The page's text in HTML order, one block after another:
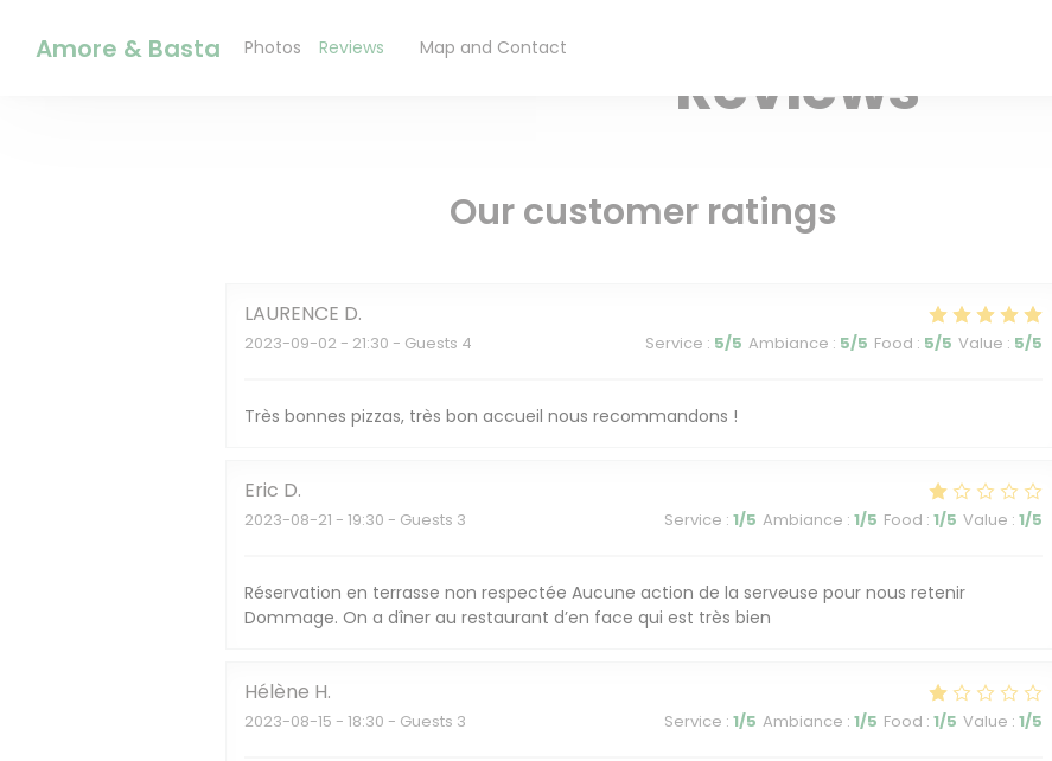
Amore & Basta Photos Reviews ((opens in a new window))
Map and Contact Reviews
Our customer ratings
LAURENCE D
2023-09-02 - 21:30 - Guests 4 Service : 5/5 Ambiance : 5/5 Food : 5/5 Value : 5/5
Très bonnes pizzas, très bon accueil nous recommandons !
Eric D
2023-08-21 - 19:30 - Guests 3 Service : 1/5 Ambiance : 1/5 Food : 1/5 Value : 1/5
Réservation en terrasse non respectée Aucune action de la serveuse pour nous retenir
Dommage. On a dîner au restaurant d’en face qui est très bien
Hélène H
2023-08-15 - 18:30 - Guests 3 Service : 1/5 Ambiance : 1/5 Food : 1/5 Value : 1/5